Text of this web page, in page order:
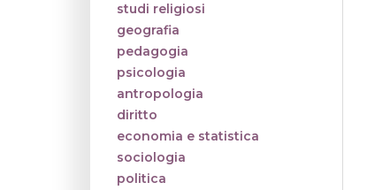
studi religiosi
geografia
pedagogia
psicologia
antropologia
diritto
economia e statistica
sociologia
politica